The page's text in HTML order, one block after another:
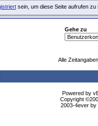
sein, um diese Seite aufrufen zu
Gehe zu
Alle
Powered by
Copyright
2003-4ever by